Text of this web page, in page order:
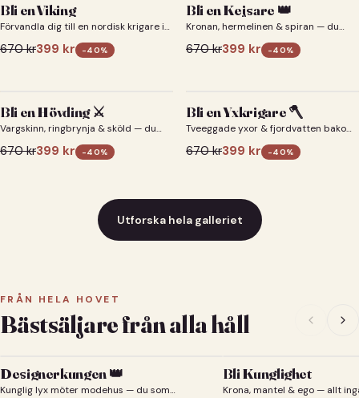
Bli en Viking
Förvandla dig till en nordisk krigare i
ett episkt vikingaporträtt.
670kr399 kr -40%
Bli en Kejsare 👑
Kronan, hermelinen & spiran — du
670kr399 kr -40%
Bli en Hövding ⚔️
Vargskinn, ringbrynja & sköld — du
som nordisk krigsherre ⚔️
670kr399 kr -40%
Bli en Yxkrigare 🪓
Tveeggade yxor & fjordvatten bakom
670kr399 kr -40%
Utforska hela galleriet
FRÅN HELA HOVET
Bästsäljare från alla håll
Designerkungen 👑
Kunglig lyx möter modehus — du som
Bli Kunglighet
Krona, mantel & ego — allt